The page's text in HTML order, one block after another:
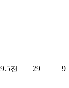
9.5천 29 9